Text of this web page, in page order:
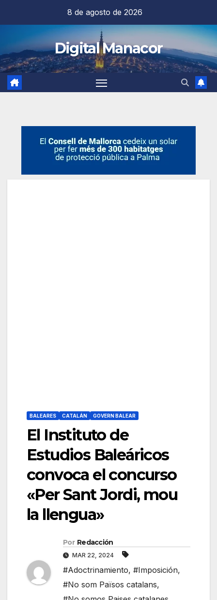
contenido
8 de agosto de 2026
Digital Manacor
BALEARES CATALÁN GOVERN BALEAR
El Instituto de
Estudios Baleáricos
convoca el concurso
«Per Sant Jordi, mou
la llengua»
Por Redacción
MAR 22, 2024
#Adoctrinamiento, #Imposición,
#No som Països catalans,